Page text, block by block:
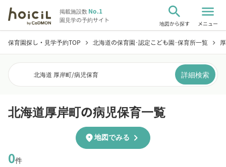
掲載施設数No.1
園見学の予約サイト
search
地図から探す
menu
メニュー
保育園探し・見学予約TOP chevron_right 北海道の保育園･認定こども園･保育所一覧 chevron_right
北海道 厚岸町/病児保育 詳細検索
北海道厚岸町の病児保育一覧
0件
location_on地図でみる chevron_right